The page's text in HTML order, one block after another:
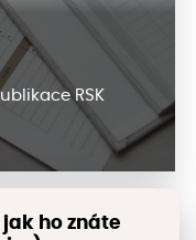
RSK
ho znáte